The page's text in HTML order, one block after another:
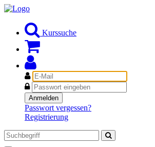
Kurssuche
E-
Mail
Passwort
Anmelden
Passwort vergessen?
Registrierung